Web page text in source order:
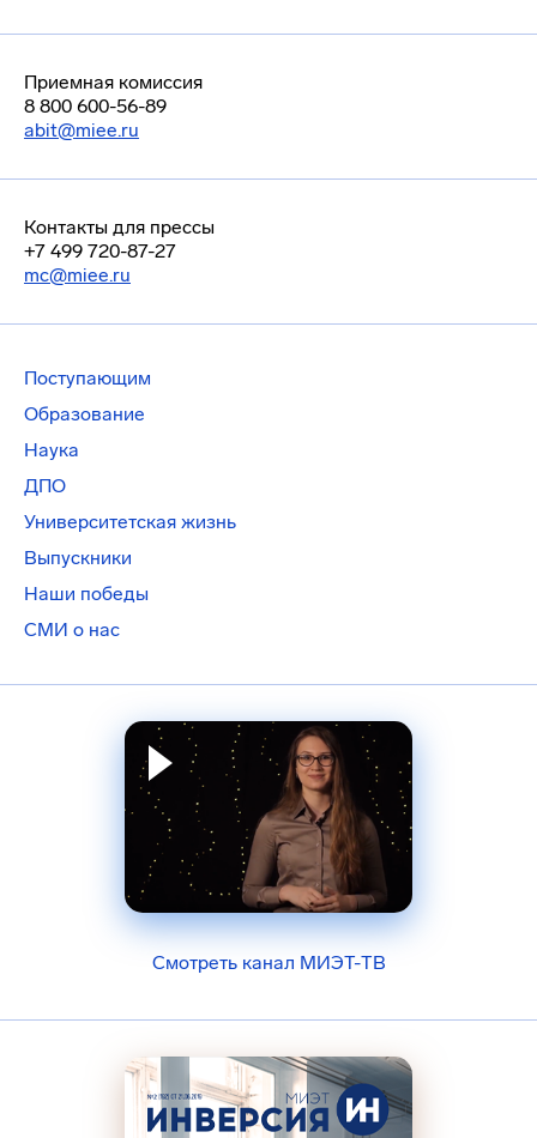
Приемная комиссия
8 800 600-56-89
abit@miee.ru
Контакты для прессы
+7 499 720-87-27
mc@miee.ru
Поступающим
Образование
Наука
ДПО
Университетская жизнь
Выпускники
Наши победы
СМИ о нас
Смотреть канал МИЭТ-ТВ